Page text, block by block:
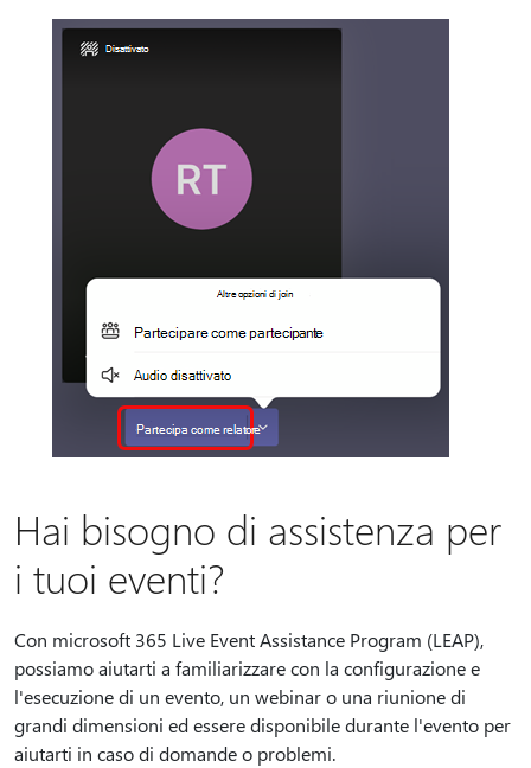
Hai bisogno di assistenza per
i tuoi eventi?
Con microsoft 365 Live Event Assistance Program (LEAP),
possiamo aiutarti a familiarizzare con la configurazione e
l'esecuzione di un evento, un webinar o una riunione di
grandi dimensioni ed essere disponibile durante l'evento per
aiutarti in caso di domande o problemi.